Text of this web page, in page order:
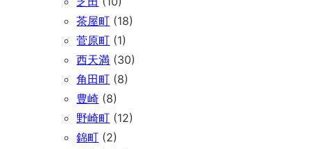
茶屋町 (18)
菅原町 (1)
西天満 (30)
角田町 (8)
豊崎 (8)
野崎町 (12)
錦町 (2)